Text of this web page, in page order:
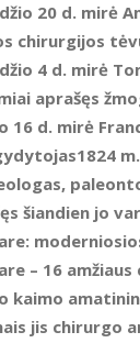
20 d. mirė
chirurgijos
4 d. mirė
aprašęs
16 d. mirė
šiandien jo
– 16
kaimo
jis chirurgo